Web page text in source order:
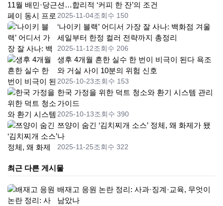
션…합리적 ‘커피 한 잔’의 조건
2025-11-04조회수 150
‘나이키 블랙’ 어디서 가장 잘 사나: 백화점 겨울
세일부터 한정 컬러 전략까지 총정리
2025-11-12조회수 206
생후 4개월 흔한 실수 한 번이 비극이 된다 욕조
와 거실 사이 10분의 위험 신호
2025-10-23조회수 153
한국 가정을 위한 덕트 청소와 환기 시스템 관리
가이드
2025-10-13조회수 390
쯔양이 숨긴 ‘김치찌개 소스’ 정체, 왜 화제가 됐
나
2025-11-25조회수 322
최근 다른 게시물
배재고 응원 논란 정리: 사과·징계·교육, 무엇이
남았나